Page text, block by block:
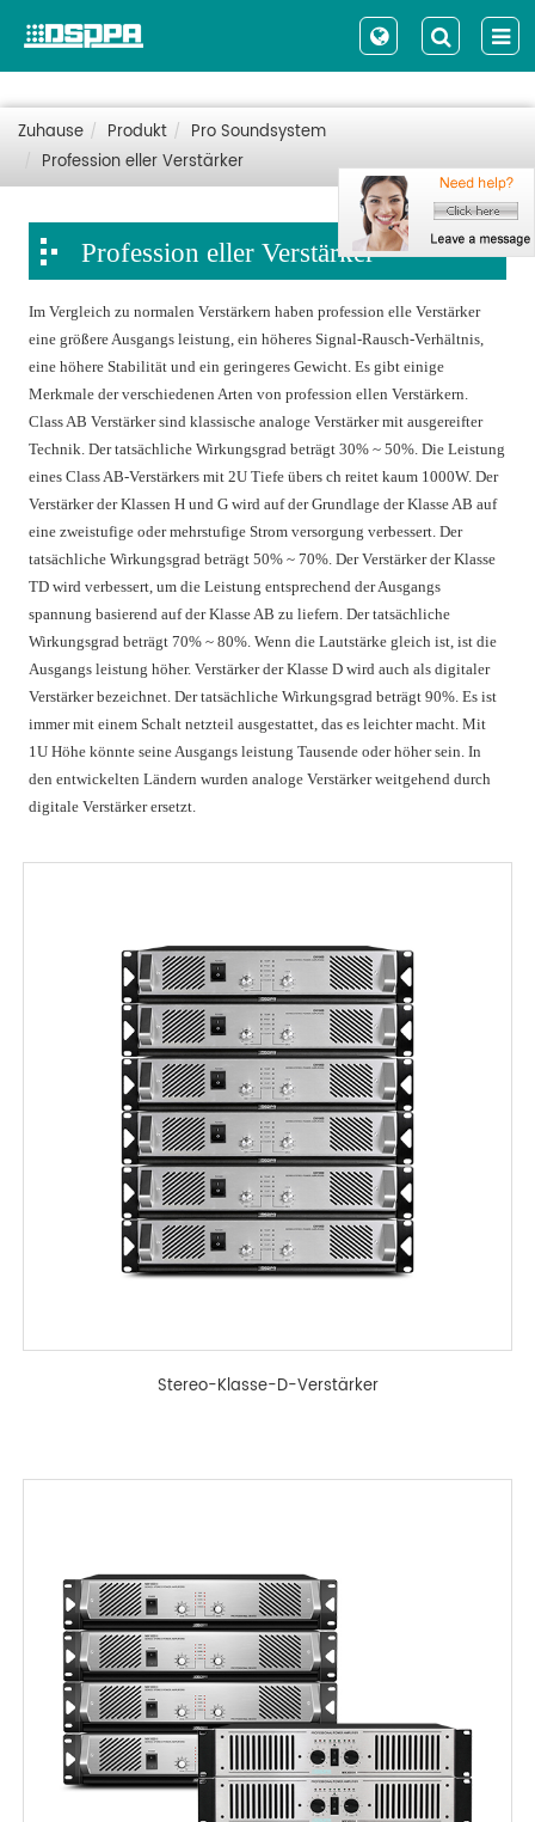
Zuhause Produkt
Pro Soundsystem
Profession eller Verstärker
Profession eller Verstärker
Im Vergleich zu normalen Verstärkern haben profession elle Verstärker
eine größere Ausgangs leistung, ein höheres Signal-Rausch-Verhältnis,
eine höhere Stabilität und ein geringeres Gewicht. Es gibt einige
Merkmale der verschiedenen Arten von profession ellen Verstärkern.
Class AB Verstärker sind klassische analoge Verstärker mit ausgereifter
Technik. Der tatsächliche Wirkungsgrad beträgt 30% ~ 50%. Die Leistung
eines Class AB-Verstärkers mit 2U Tiefe übers ch reitet kaum 1000W. Der
Verstärker der Klassen H und G wird auf der Grundlage der Klasse AB auf
eine zweistufige oder mehrstufige Strom versorgung verbessert. Der
tatsächliche Wirkungsgrad beträgt 50% ~ 70%. Der Verstärker der Klasse
TD wird verbessert, um die Leistung entsprechend der Ausgangs
spannung basierend auf der Klasse AB zu liefern. Der tatsächliche
Wirkungsgrad beträgt 70% ~ 80%. Wenn die Lautstärke gleich ist, ist die
Ausgangs leistung höher. Verstärker der Klasse D wird auch als digitaler
Verstärker bezeichnet. Der tatsächliche Wirkungsgrad beträgt 90%. Es ist
immer mit einem Schalt netzteil ausgestattet, das es leichter macht. Mit
1U Höhe könnte seine Ausgangs leistung Tausende oder höher sein. In
den entwickelten Ländern wurden analoge Verstärker weitgehend durch
digitale Verstärker ersetzt.
Stereo-Klasse-D-Verstärker